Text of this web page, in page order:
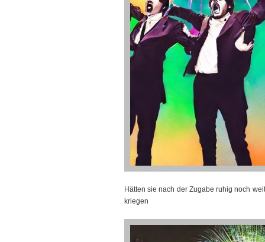
Hätten sie nach der Zugabe ruhig noch
kriegen